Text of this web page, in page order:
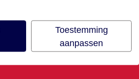
Toestemming
aanpassen